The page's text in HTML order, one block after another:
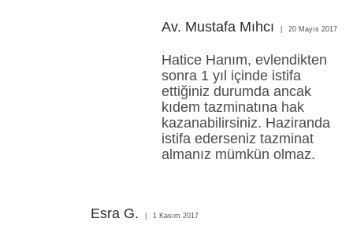
Av. Mustafa Mıhcı 20 Mayıs 2017
Hatice Hanım, evlendikten
sonra 1 yıl içinde istifa
ettiğiniz durumda ancak
kıdem tazminatına hak
kazanabilirsiniz. Haziranda
istifa ederseniz tazminat
almanız mümkün olmaz.
Esra G. 1 Kasım 2017